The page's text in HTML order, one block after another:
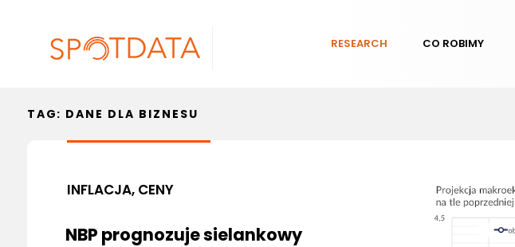
RESEARCH CO ROBIMY
TAG: DANE DLA BIZNESU
INFLACJA, CENY
NBP prognozuje sielankowy